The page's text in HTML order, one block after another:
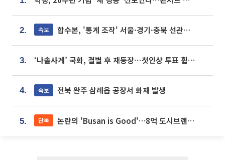
2. 속보 합수본, '통계 조작' 서울·경기·충북 선관위 등 추가 압수수색
3. ‘나솔사계’ 국화, 결별 후 재등장⋯첫인상 투표 휩쓸고 ‘인기녀’ 등극
4. 속보 전북 완주 삼례읍 공장서 화재 발생
5. 단독 논란의 'Busan is Good'…8억 도시브랜드, 용산 대통령실 CI 업체가 수행